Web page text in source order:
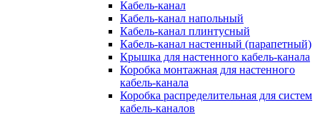
Кабель-канал
Кабель-канал напольный
Кабель-канал плинтусный
Кабель-канал настенный (парапетный)
Крышка для настенного кабель-канала
Коробка монтажная для настенного
кабель-канала
Коробка распределительная для систем
кабель-каналов